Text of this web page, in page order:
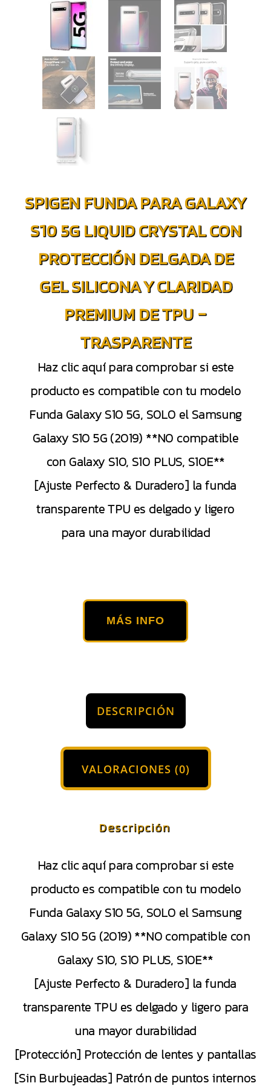
SPIGEN FUNDA PARA GALAXY
S10 5G LIQUID CRYSTAL CON
PROTECCIÓN DELGADA DE
GEL SILICONA Y CLARIDAD
PREMIUM DE TPU –
TRASPARENTE
Haz clic aquí para comprobar si este
producto es compatible con tu modelo
Funda Galaxy S10 5G, SOLO el Samsung
Galaxy S10 5G (2019) **NO compatible
con Galaxy S10, S10 PLUS, S10E**
[Ajuste Perfecto & Duradero] la funda
transparente TPU es delgado y ligero
para una mayor durabilidad
MÁS INFO
DESCRIPCIÓN
VALORACIONES (0)
Descripción
Haz clic aquí para comprobar si este
producto es compatible con tu modelo
Funda Galaxy S10 5G, SOLO el Samsung
Galaxy S10 5G (2019) **NO compatible con
Galaxy S10, S10 PLUS, S10E**
[Ajuste Perfecto & Duradero] la funda
transparente TPU es delgado y ligero para
una mayor durabilidad
[Protección] Protección de lentes y pantallas
[Sin Burbujeadas] Patrón de puntos internos